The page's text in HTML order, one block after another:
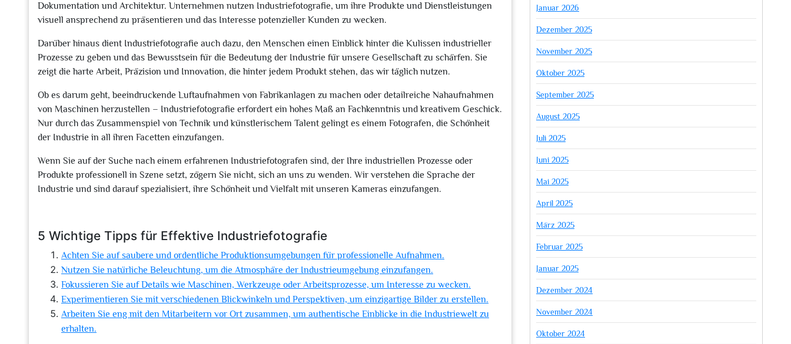
Dokumentation und Architektur. Unternehmen nutzen Industriefotografie, um ihre Produkte und Dienstleistungen
visuell ansprechend zu präsentieren und das Interesse potenzieller Kunden zu wecken.
Darüber hinaus dient Industriefotografie auch dazu, den Menschen einen Einblick hinter die Kulissen industrieller
Prozesse zu geben und das Bewusstsein für die Bedeutung der Industrie für unsere Gesellschaft zu schärfen. Sie
zeigt die harte Arbeit, Präzision und Innovation, die hinter jedem Produkt stehen, das wir täglich nutzen.
Ob es darum geht, beeindruckende Luftaufnahmen von Fabrikanlagen zu machen oder detailreiche Nahaufnahmen
von Maschinen herzustellen – Industriefotografie erfordert ein hohes Maß an Fachkenntnis und kreativem Geschick.
Nur durch das Zusammenspiel von Technik und künstlerischem Talent gelingt es einem Fotografen, die Schönheit
der Industrie in all ihren Facetten einzufangen.
Wenn Sie auf der Suche nach einem erfahrenen Industriefotografen sind, der Ihre industriellen Prozesse oder
Produkte professionell in Szene setzt, zögern Sie nicht, sich an uns zu wenden. Wir verstehen die Sprache der
Industrie und sind darauf spezialisiert, ihre Schönheit und Vielfalt mit unseren Kameras einzufangen.
5 Wichtige Tipps für Effektive Industriefotografie
Achten Sie auf saubere und ordentliche Produktionsumgebungen für professionelle Aufnahmen.
Nutzen Sie natürliche Beleuchtung, um die Atmosphäre der Industrieumgebung einzufangen.
Fokussieren Sie auf Details wie Maschinen, Werkzeuge oder Arbeitsprozesse, um Interesse zu wecken.
Experimentieren Sie mit verschiedenen Blickwinkeln und Perspektiven, um einzigartige Bilder zu erstellen.
Arbeiten Sie eng mit den Mitarbeitern vor Ort zusammen, um authentische Einblicke in die Industriewelt zu
erhalten.
Januar 2026
Dezember 2025
November 2025
Oktober 2025
September 2025
August 2025
Juli 2025
Juni 2025
Mai 2025
April 2025
März 2025
Februar 2025
Januar 2025
Dezember 2024
November 2024
Oktober 2024